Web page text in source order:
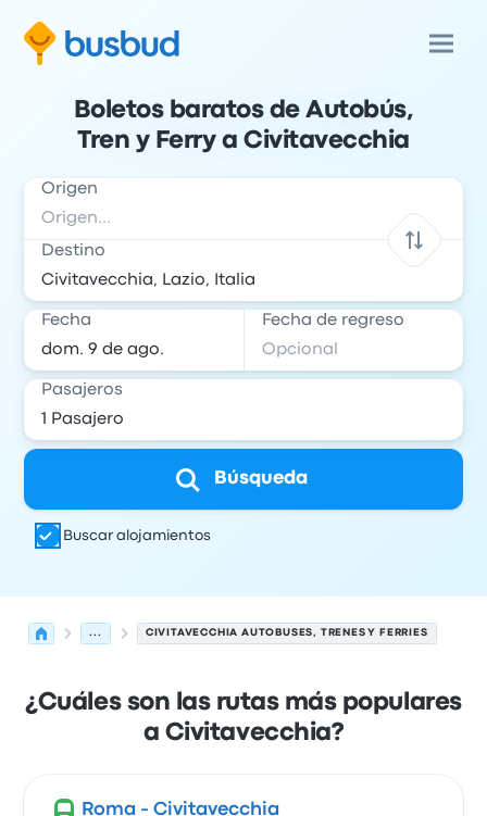
Boletos baratos de Autobús,
Tren y Ferry a Civitavecchia
Origen
Destino
Fecha Fecha de regreso
Pasajeros
Búsqueda
Buscar alojamientos
... CIVITAVECCHIA AUTOBUSES, TRENES Y FERRIES
¿Cuáles son las rutas más populares
a Civitavecchia?
Roma - Civitavecchia